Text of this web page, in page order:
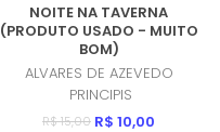
NOITE NA TAVERNA
(PRODUTO USADO - MUITO
BOM)
ALVARES DE AZEVEDO
PRINCIPIS
R$ 15,00 R$ 10,00